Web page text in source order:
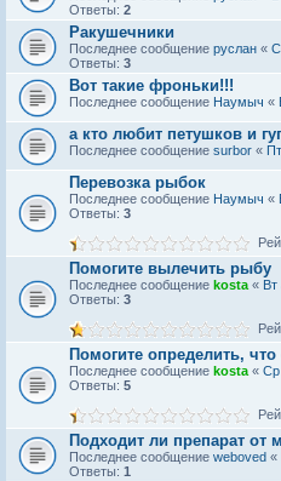
Ответы: 2
Ракушечники
Последнее сообщение руслан «
Ответы: 3
Вот такие фроньки!!!
Последнее сообщение Наумыч «
а кто любит петушков и
Последнее сообщение surbor «
Перевозка рыбок
Последнее сообщение Наумыч «
Ответы: 3
Помогите вылечить рыбу
Последнее сообщение kosta «
Ответы: 3
Помогите определить,
Последнее сообщение kosta « Ср
Ответы: 5
Подходит ли препарат от
Последнее сообщение weboved «
Ответы: 1